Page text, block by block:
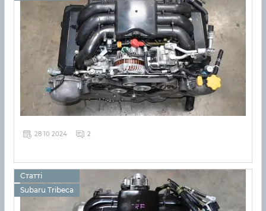
28 10 2024 2
Статті
Subaru Tribeca